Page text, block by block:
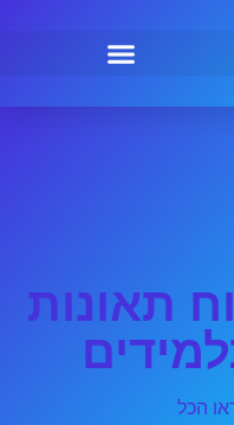
תאונות
הכל